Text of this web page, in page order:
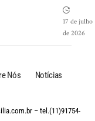
17 de julho
de 2026
Nós Notícias
– tel.(11)91754-